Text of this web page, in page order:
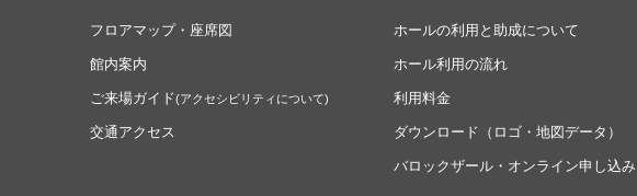
フロアマップ・座席図
館内案内
ご来場ガイド(アクセシビリティについて)
交通アクセス
ホールの利用と助成について
ホール利用の流れ
利用料金
ダウンロード（ロゴ・地図データ）
バロックザール・オンライン申し込み